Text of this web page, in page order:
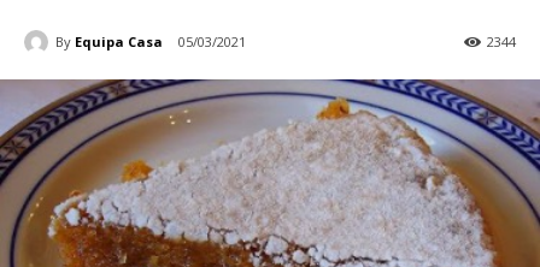
By Equipa Casa 05/03/2021 2344